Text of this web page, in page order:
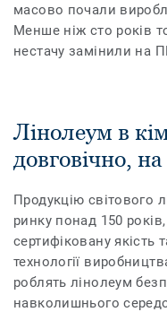
масово почали
Менше ніж сто років
нестачу замінили на
Лінолеум в
довговічно,
Продукцію світового
ринку понад 150
сертифіковану якість
технології
роблять лінолеум
навколишнього